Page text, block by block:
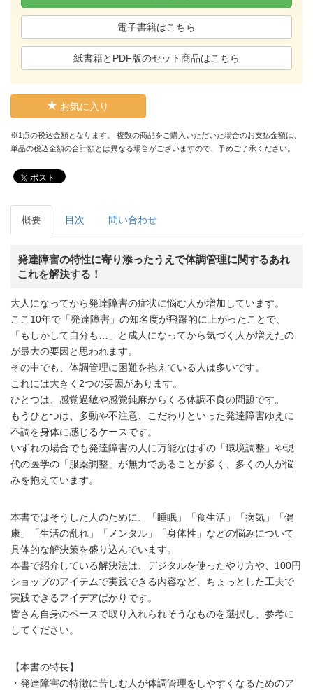
電子書籍はこちら
紙書籍とPDF版のセット商品はこちら
お気に入り
※1点の税込金額となります。 複数の商品をご購入いただいた場合のお支払金額は、
単品の税込金額の合計額とは異なる場合がございますので、予めご了承ください。
ポスト
概要 目次 問い合わせ
発達障害の特性に寄り添ったうえで体調管理に関するあれ
これを解決する！
大人になってから発達障害の症状に悩む人が増加しています。
ここ10年で「発達障害」の知名度が飛躍的に上がったことで、
「もしかして自分も…」と成人になってから気づく人が増えたの
が最大の要因と思われます。
その中でも、体調管理に困難を抱えている人は多いです。
これには大きく2つの要因があります。
ひとつは、感覚過敏や感覚鈍麻からくる体調不良の問題です。
もうひとつは、多動や不注意、こだわりといった発達障害ゆえに
不調を身体に感じるケースです。
いずれの場合でも発達障害の人に万能なはずの「環境調整」や現
代の医学の「服薬調整」が無力であることが多く、多くの人が悩
みを抱えています。
本書ではそうした人のために、「睡眠」「食生活」「病気」「健
康」「生活の乱れ」「メンタル」「身体性」などの悩みについて
具体的な解決策を盛り込んでいます。
本書で紹介している解決法は、デジタルを使ったやり方や、100円
ショップのアイテムで実践できる内容など、ちょっとした工夫で
実践できるアイデアばかりです。
皆さん自身のペースで取り入れられそうなものを選択し、参考に
してください。
【本書の特長】
・発達障害の特徴に苦しむ人が体調管理をしやすくなるためのア